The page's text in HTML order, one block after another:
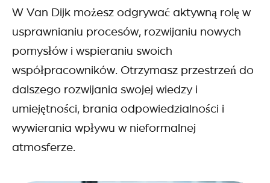
W Van Dijk możesz odgrywać aktywną rolę w
usprawnianiu procesów, rozwijaniu nowych
pomysłów i wspieraniu swoich
współpracowników. Otrzymasz przestrzeń do
dalszego rozwijania swojej wiedzy i
umiejętności, brania odpowiedzialności i
wywierania wpływu w nieformalnej
atmosferze.